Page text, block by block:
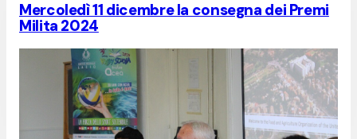
Mercoledì 11 dicembre la consegna dei Premi
Milita 2024